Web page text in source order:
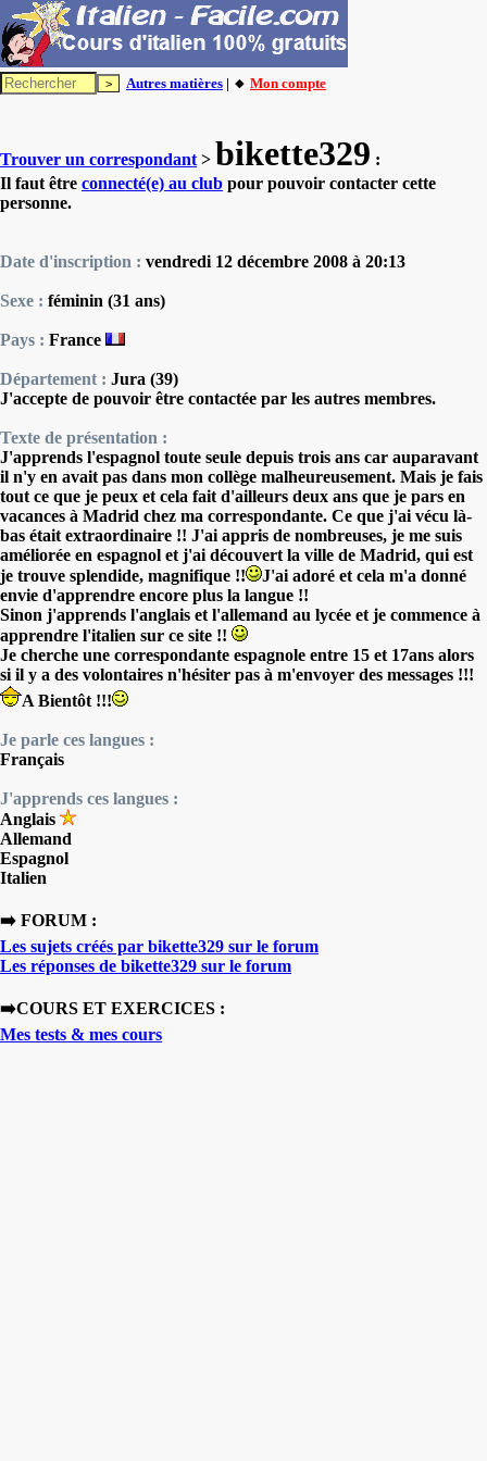
Autres matières | 🔸 Mon compte
Trouver un correspondant > bikette329 :
Il faut être connecté(e) au club pour pouvoir contacter cette
personne.
Date d'inscription : vendredi 12 décembre 2008 à 20:13
Sexe : féminin (31 ans)
Pays : France
Département : Jura (39)
J'accepte de pouvoir être contactée par les autres membres.
Texte de présentation :
J'apprends l'espagnol toute seule depuis trois ans car auparavant
il n'y en avait pas dans mon collège malheureusement. Mais je fais
tout ce que je peux et cela fait d'ailleurs deux ans que je pars en
vacances à Madrid chez ma correspondante. Ce que j'ai vécu là-
bas était extraordinaire !! J'ai appris de nombreuses, je me suis
améliorée en espagnol et j'ai découvert la ville de Madrid, qui est
je trouve splendide, magnifique !!
J'ai adoré et cela m'a donné
envie d'apprendre encore plus la langue !!
Sinon j'apprends l'anglais et l'allemand au lycée et je commence à
apprendre l'italien sur ce site !!
Je cherche une correspondante espagnole entre 15 et 17ans alors
si il y a des volontaires n'hésiter pas à m'envoyer des messages !!!
A Bientôt !!!
Je parle ces langues :
Français
J'apprends ces langues :
Anglais
Allemand
Espagnol
Italien
➡️ FORUM :
Les sujets créés par bikette329 sur le forum
Les réponses de bikette329 sur le forum
➡️COURS ET EXERCICES :
Mes tests & mes cours